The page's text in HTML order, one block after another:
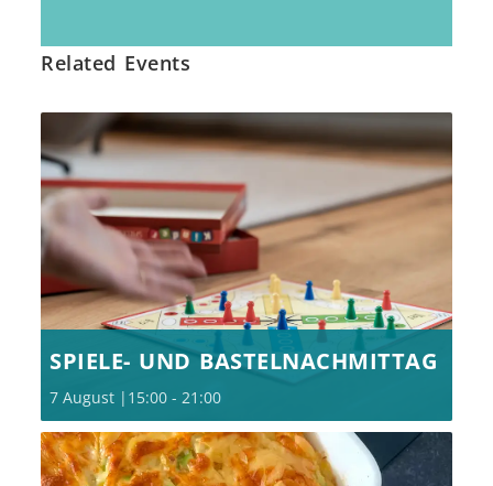
Related Events
SPIELE- UND BASTELNACHMITTAG
7 August |15:00 -21:00